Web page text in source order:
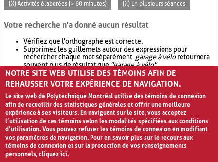
(X) Activités élaborées (> 60 minutes) (X) En plusieurs séances
Votre recherche n'a donné aucun résultat
Vérifiez que l'orthographe est correcte.
Supprimez les guillemets autour des expressions pour
rechercher chaque mot séparément. garage à véloretournera
souvent plus de résultat que"garage à vélo".
Envisagez d'élargir votre recherche avec OR.garage OR vélo
retournera souvent plus de résultat quegarage à vélo
NOTRE SITE WEB UTILISE DES TÉMOINS AFIN DE
REHAUSSER VOTRE EXPÉRIENCE DE NAVIGATION.
Le site web de Polytechnique Montréal utilise des témoins de connexion
afin de recueillir des statistiques générales et offrir une meilleure
expérience à ses visiteurs. En naviguant sur le site, vous acceptez
l’utilisation de ces témoins selon les modalités spécifiées aux conditions
d’utilisation. Vous pouvez refuser les témoins de connexion en modifiant
vos paramètres de navigation. Pour en savoir plus sur le recours aux
témoins de connexion et sur la protection de vos renseignements
personnels,cliquez ici.